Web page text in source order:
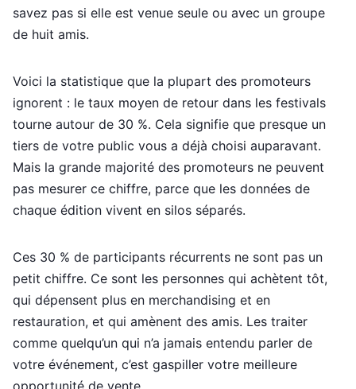
savez pas si elle est venue seule ou avec un groupe
de huit amis.
Voici la statistique que la plupart des promoteurs
ignorent : le taux moyen de retour dans les festivals
tourne autour de 30 %. Cela signifie que presque un
tiers de votre public vous a déjà choisi auparavant.
Mais la grande majorité des promoteurs ne peuvent
pas mesurer ce chiffre, parce que les données de
chaque édition vivent en silos séparés.
Ces 30 % de participants récurrents ne sont pas un
petit chiffre. Ce sont les personnes qui achètent tôt,
qui dépensent plus en merchandising et en
restauration, et qui amènent des amis. Les traiter
comme quelqu’un qui n’a jamais entendu parler de
votre événement, c’est gaspiller votre meilleure
opportunité de vente.